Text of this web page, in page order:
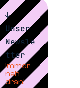
↓
Unser
Newsle
tter
Immer
nah
dran!